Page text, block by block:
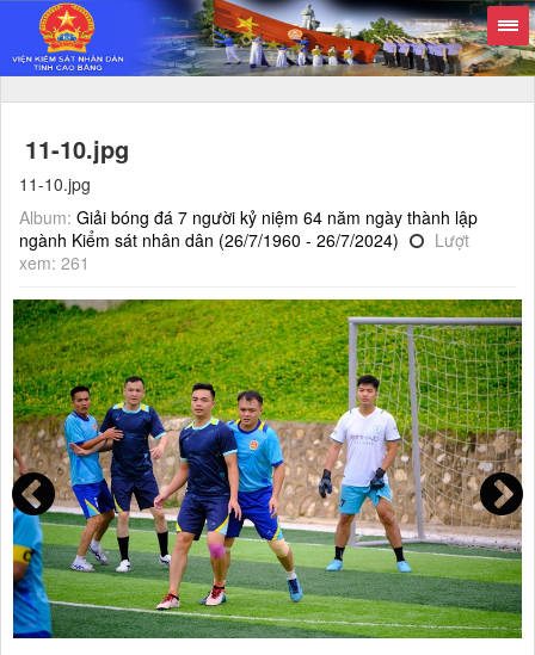
11-10.jpg
11-10.jpg
Album: Giải bóng đá 7 người kỷ niệm 64 năm ngày thành lập
ngành Kiểm sát nhân dân (26/7/1960 - 26/7/2024)
Lượt
xem: 261